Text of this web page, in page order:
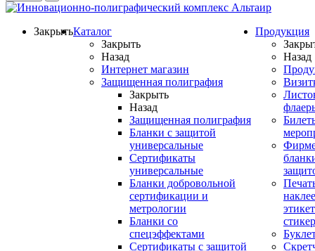
ЗакрытьКаталог
Закрыть
Назад
Интернет магазин
Защищенная полиграфия
Закрыть
Назад
Защищенная полиграфия
Бланки с защитой
универсальные
Сертификаты
универсальные
Бланки добровольной
сертификации и
метрологии
Бланки со
спецэффектами
Сертификаты с защитой
Продукция
Назад